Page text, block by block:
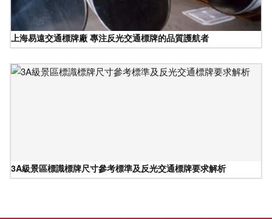
上海易遠交通標牌廠 專注反光交通標牌的品質護航者
3A級景區標識標牌尺寸參考標準及反光交通標牌要求解析